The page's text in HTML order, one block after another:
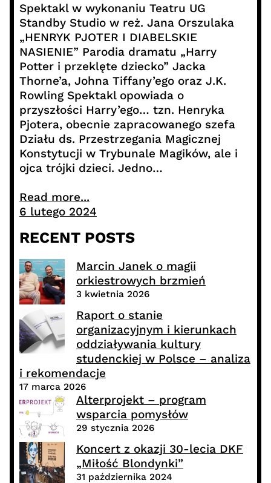
Spektakl w wykonaniu Teatru UG
Standby Studio w reż. Jana Orszulaka
„HENRYK PJOTER I DIABELSKIE
NASIENIE” Parodia dramatu „Harry
Potter i przeklęte dziecko” Jacka
Thorne’a, Johna Tiffany’ego oraz J.K.
Rowling Spektakl opowiada o
przyszłości Harry’ego… tzn. Henryka
Pjotera, obecnie zapracowanego szefa
Działu ds. Przestrzegania Magicznej
Konstytucji w Trybunale Magików, ale i
ojca trójki dzieci. Jedno…
Read more...
6 lutego 2024
RECENT POSTS
Marcin Janek o magii
orkiestrowych brzmień
3 kwietnia 2026
Raport o stanie
organizacyjnym i kierunkach
oddziaływania kultury
studenckiej w Polsce – analiza
i rekomendacje
17 marca 2026
Alterprojekt – program
wsparcia pomysłów
29 stycznia 2026
Koncert z okazji 30-lecia DKF
„Miłość Blondynki”
31 października 2024